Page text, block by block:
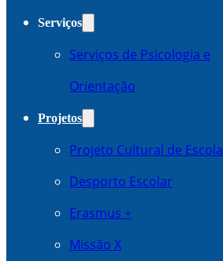
Serviços
Serviços de Psicologia e
Orientação
Projetos
Projeto Cultural de Escola
Desporto Escolar
Erasmus +
Missão X